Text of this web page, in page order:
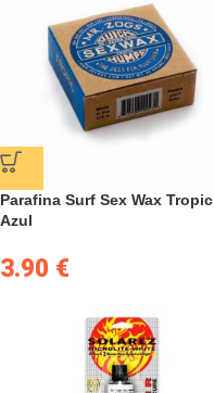
Parafina Surf Sex Wax Tropic
Azul
3.90 €